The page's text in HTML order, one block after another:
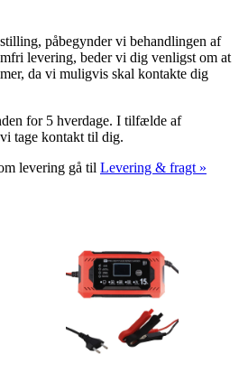
påbegynder vi behandlingen af
levering, beder vi dig venligst om at
da vi muligvis skal kontakte dig
for 5 hverdage. I tilfælde af
tage kontakt til dig.
levering gå til Levering & fragt »